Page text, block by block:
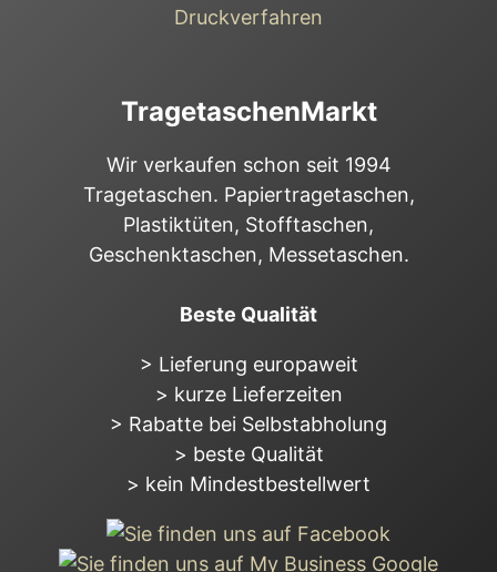
TragetaschenMarkt
Wir verkaufen schon seit 1994
Tragetaschen. Papiertragetaschen,
Plastiktüten, Stofftaschen,
Geschenktaschen, Messetaschen.
Beste Qualität
> Lieferung europaweit
> kurze Lieferzeiten
> Rabatte bei Selbstabholung
> beste Qualität
> kein Mindestbestellwert
Druckverfahren